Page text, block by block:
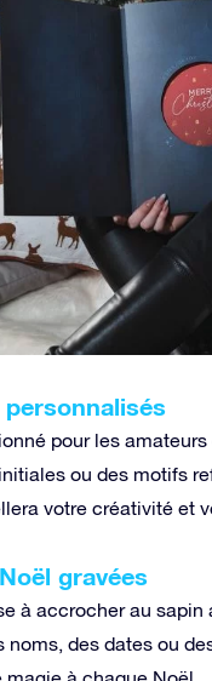
pour les
ou des motifs
votre créativité et
gravées
à accrocher au
noms, des dates ou